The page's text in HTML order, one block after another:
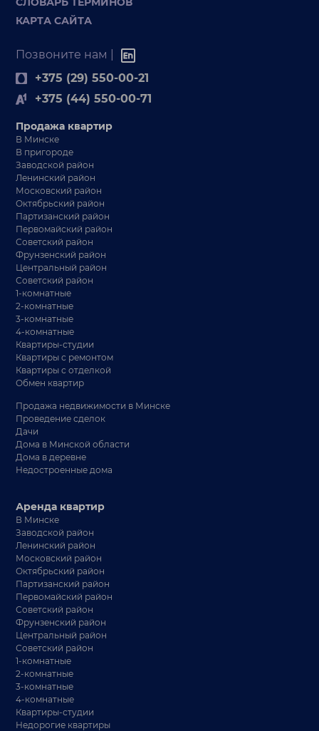
КАРТА САЙТА
Позвоните нам |
+375 (29) 550-00-21
+375 (44) 550-00-71
Продажа квартир
В Минске
В пригороде
Заводской район
Ленинский район
Московский район
Октябрьский район
Партизанский район
Первомайский район
Советский район
Фрунзенский район
Центральный район
Советский район
1-комнатные
2-комнатные
3-комнатные
4-комнатные
Квартиры-студии
Квартиры с ремонтом
Квартиры с отделкой
Обмен квартир
Продажа недвижимости в Минске
Проведение сделок
Дачи
Дома в Минской области
Дома в деревне
Недостроенные дома
Аренда квартир
В Минске
Заводской район
Ленинский район
Московский район
Октябрьский район
Партизанский район
Первомайский район
Советский район
Фрунзенский район
Центральный район
Советский район
1-комнатные
2-комнатные
3-комнатные
4-комнатные
Квартиры-студии
Недорогие квартиры